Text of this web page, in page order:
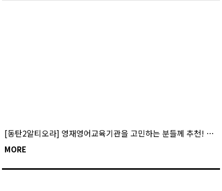
[동탄2알티오라] 영재영어교육기관을 고민하는 분들께 추천! 실제 학부모님 인터뷰
MORE